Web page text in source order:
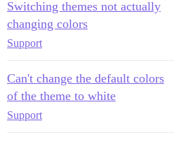
Switching themes not actually
changing colors
Support
Can't change the default colors
of the theme to white
Support